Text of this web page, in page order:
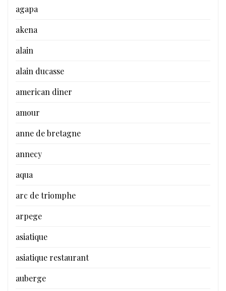
agapa
akena
alain
alain ducasse
american diner
amour
anne de bretagne
annecy
aqua
arc de triomphe
arpege
asiatique
asiatique restaurant
auberge